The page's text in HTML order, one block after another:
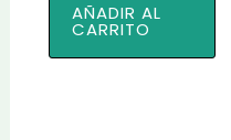
AÑADIR AL
CARRITO